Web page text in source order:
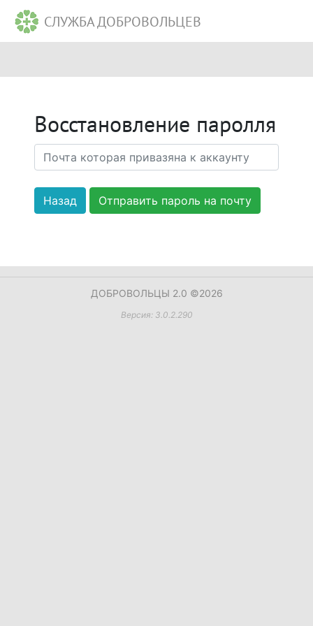
СЛУЖБА ДОБРОВОЛЬЦЕВ
Восстановление паролля
Назад
ДОБРОВОЛЬЦЫ 2.0 ©2026
Версия: 3.0.2.290